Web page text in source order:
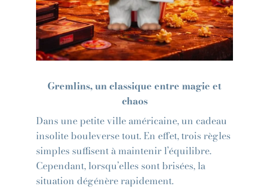
Gremlins, un classique entre magie et
chaos
Dans une petite ville américaine, un cadeau
insolite bouleverse tout. En effet, trois règles
simples suffisent à maintenir l’équilibre.
Cependant, lorsqu’elles sont brisées, la
situation dégénère rapidement.